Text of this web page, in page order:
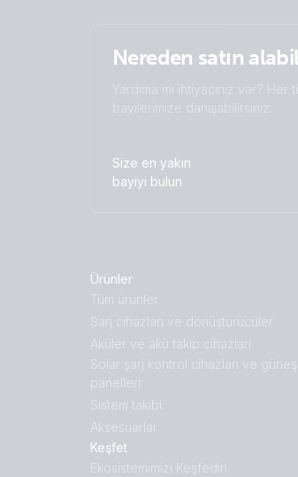
Nereden satın
Yardıma mı ihtiyacınız var? Her
bayilerimize danışabilirsiniz.
Size en yakın
bayiyi bulun
Ürünler
Tüm ürünler
Ṣarj cihazları ve dönüştürücüler
Aküler ve akü takip cihazları
Solar şarj kontrol cihazları ve güneş
panelleri
Sistem takibi
Aksesuarlar
Keşfet
Ekosistemimizi Keşfedin